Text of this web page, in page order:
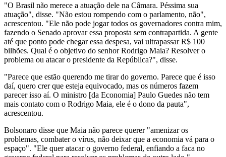
"O Brasil não merece a atuação dele na Câmara. Péssima sua
atuação", disse. "Não estou rompendo com o parlamento, não",
acrescentou. "Ele não pode jogar todos os governadores contra mim,
fazendo o Senado aprovar essa proposta sem contrapartida. A gente
até que ponto pode chegar essa despesa, vai ultrapassar R$ 100
bilhões. Qual é o objetivo do senhor Rodrigo Maia? Resolver o
problema ou atacar o presidente da República?", disse.
"Parece que estão querendo me tirar do governo. Parece que é isso
daí, quero crer que esteja equivocado, mas os números fazem
parecer isso aí. O ministro [da Economia] Paulo Guedes não tem
mais contato com o Rodrigo Maia, ele é o dono da pauta",
acrescentou.
Bolsonaro disse que Maia não parece querer "amenizar os
problemas, combater o vírus, não deixar que a economia vá para o
espaço". "Ele quer atacar o governo federal, enfiando a faca no